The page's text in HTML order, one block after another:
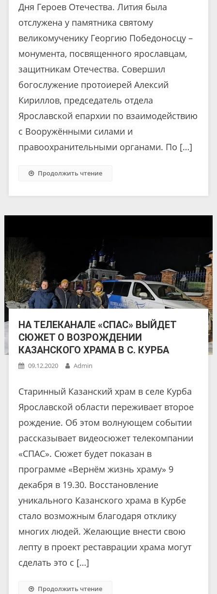
Дня Героев Отечества. Лития была
отслужена у памятника святому
великомученику Георгию Победоносцу –
монумента, посвященного ярославцам,
защитникам Отечества. Совершил
богослужение протоиерей Алексий
Кириллов, председатель отдела
Ярославской епархии по взаимодействию
с Вооружёнными силами и
правоохранительными органами. По […]
Продолжить чтение
НА ТЕЛЕКАНАЛЕ «СПАС» ВЫЙДЕТ
СЮЖЕТ О ВОЗРОЖДЕНИИ
КАЗАНСКОГО ХРАМА В С. КУРБА
09.12.2020 Admin
Старинный Казанский храм в селе Курба
Ярославской области переживает второе
рождение. Об этом волнующем событии
рассказывает видеосюжет телекомпании
«СПАС». Сюжет будет показан в
программе «Вернём жизнь храму» 9
декабря в 19.30. Восстановление
уникального Казанского храма в Курбе
стало возможным благодаря отклику
многих людей. Желающие внести свою
лепту в проект реставрации храма могут
сделать это с […]
Продолжить чтение